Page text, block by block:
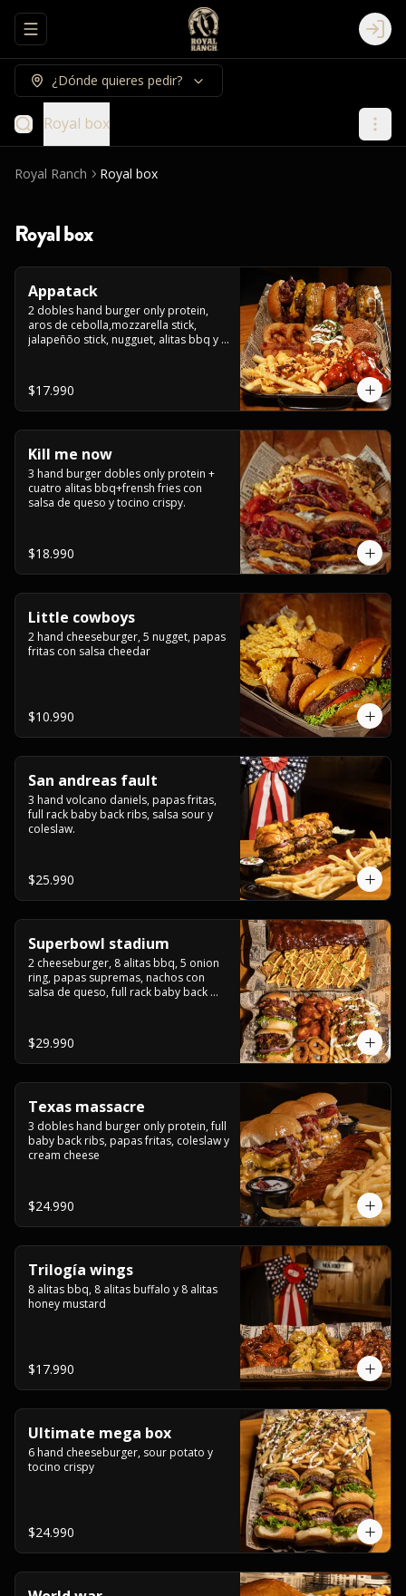
Abrir menu de navegación Login
¿Dónde quieres pedir?
Royal box
Royal Ranch Royal box
Royal box
Appatack
2 dobles hand burger only protein,
aros de cebolla,mozzarella stick,
jalapeñõo stick, nugguet, alitas bbq y
$17.990
Kill me now
3 hand burger dobles only protein +
cuatro alitas bbq+frensh fries con
salsa de queso y tocino crispy.
$18.990
Little cowboys
2 hand cheeseburger, 5 nugget, papas
fritas con salsa cheedar
$10.990
San andreas fault
3 hand volcano daniels, papas fritas,
full rack baby back ribs, salsa sour y
coleslaw.
$25.990
Superbowl stadium
2 cheeseburger, 8 alitas bbq, 5 onion
ring, papas supremas, nachos con
salsa de queso, full rack baby back
$29.990
Texas massacre
3 dobles hand burger only protein, full
baby back ribs, papas fritas, coleslaw y
cream cheese
$24.990
Trilogía wings
8 alitas bbq, 8 alitas buffalo y 8 alitas
honey mustard
$17.990
Ultimate mega box
6 hand cheeseburger, sour potato y
tocino crispy
$24.990